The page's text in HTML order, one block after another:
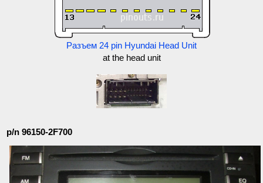
Разъем 24 pin Hyundai Head Unit
at the head unit
p/n 96150-2F700